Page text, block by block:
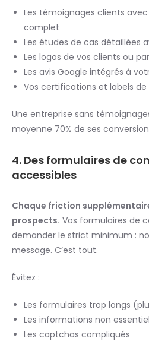
Les témoignages clients
complet
Les études de cas détaillées
Les logos de vos clients ou
Les avis Google intégrés à
Vos certifications et labels de
Une entreprise sans
moyenne 70% de ses
4. Des formulaires de
accessibles
Chaque friction
prospects. Vos formulaires de
demander le strict minimum :
message. C’est tout.
Évitez :
Les formulaires trop longs
Les informations non
Les captchas compliqués